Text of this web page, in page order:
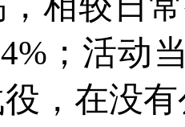
；活动
，在没